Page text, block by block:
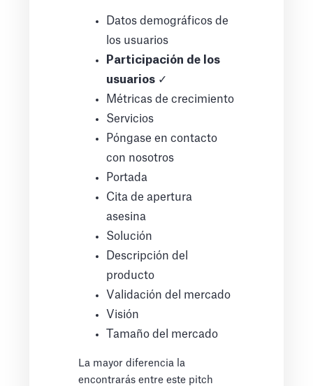
Datos demográficos de
los usuarios
Participación de los
usuarios ✓
Métricas de crecimiento
Servicios
Póngase en contacto
con nosotros
Portada
Cita de apertura
asesina
Solución
Descripción del
producto
Validación del mercado
Visión
Tamaño del mercado
La mayor diferencia la
encontrarás entre este pitch